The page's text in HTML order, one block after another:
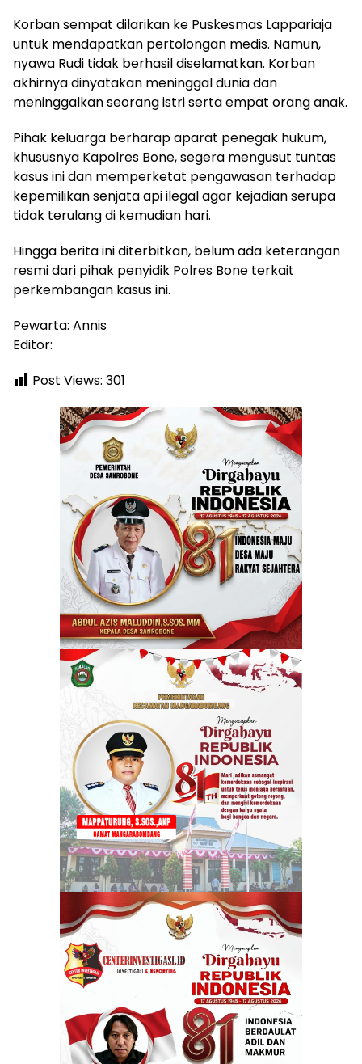
Korban sempat dilarikan ke Puskesmas Lappariaja
untuk mendapatkan pertolongan medis. Namun,
nyawa Rudi tidak berhasil diselamatkan. Korban
akhirnya dinyatakan meninggal dunia dan
meninggalkan seorang istri serta empat orang anak.
Pihak keluarga berharap aparat penegak hukum,
khususnya Kapolres Bone, segera mengusut tuntas
kasus ini dan memperketat pengawasan terhadap
kepemilikan senjata api ilegal agar kejadian serupa
tidak terulang di kemudian hari.
Hingga berita ini diterbitkan, belum ada keterangan
resmi dari pihak penyidik Polres Bone terkait
perkembangan kasus ini.
Pewarta: Annis
Editor:
Post Views: 301